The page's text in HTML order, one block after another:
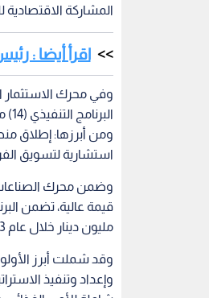
المشاركة الاقتصادية للمرأة؛ علما بأن ما
اقرأ أيضا :
وفي محرك الاستثمار
استشارية لتسويق
وضمن محرك الصناعات
مليون دينار خلال عام 2023م.
وقد شملت أبرز
وإعداد وتنفيذ